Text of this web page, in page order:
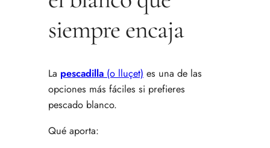
siempre encaja
La pescadilla (o lluçet) es una de las
opciones más fáciles si prefieres
pescado blanco.
Qué aporta: